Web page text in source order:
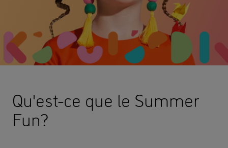
Qu'est-ce que le Summer
Fun?